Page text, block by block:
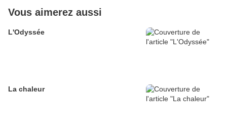
Vous aimerez aussi
L'Odyssée
La chaleur